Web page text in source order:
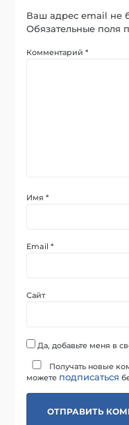
Ваш адрес email не
Обязательные поля
Комментарий*
Имя*
Email*
Сайт
Да, добавьте меня в
Получать новые
можете подписаться